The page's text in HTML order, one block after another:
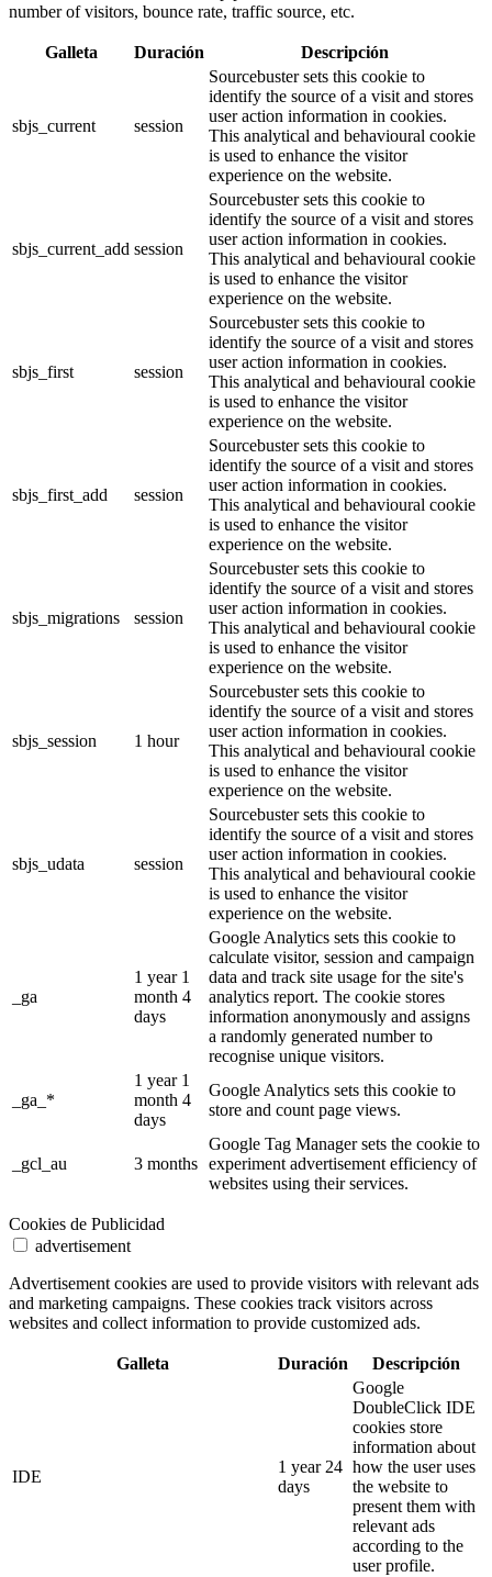
number of visitors, bounce rate, traffic source, etc.
Galleta Duración Descripción
sbjs_current session
Sourcebuster sets this cookie to
identify the source of a visit and stores
user action information in cookies.
This analytical and behavioural cookie
is used to enhance the visitor
experience on the website.
sbjs_current_add session
Sourcebuster sets this cookie to
identify the source of a visit and stores
user action information in cookies.
This analytical and behavioural cookie
is used to enhance the visitor
experience on the website.
sbjs_first session
Sourcebuster sets this cookie to
identify the source of a visit and stores
user action information in cookies.
This analytical and behavioural cookie
is used to enhance the visitor
experience on the website.
sbjs_first_add session
Sourcebuster sets this cookie to
identify the source of a visit and stores
user action information in cookies.
This analytical and behavioural cookie
is used to enhance the visitor
experience on the website.
sbjs_migrations session
Sourcebuster sets this cookie to
identify the source of a visit and stores
user action information in cookies.
This analytical and behavioural cookie
is used to enhance the visitor
experience on the website.
sbjs_session 1 hour
Sourcebuster sets this cookie to
identify the source of a visit and stores
user action information in cookies.
This analytical and behavioural cookie
is used to enhance the visitor
experience on the website.
sbjs_udata session
Sourcebuster sets this cookie to
identify the source of a visit and stores
user action information in cookies.
This analytical and behavioural cookie
is used to enhance the visitor
experience on the website.
_ga
1 year 1
month 4
days
Google Analytics sets this cookie to
calculate visitor, session and campaign
data and track site usage for the site's
analytics report. The cookie stores
information anonymously and assigns
a randomly generated number to
recognise unique visitors.
_ga_*
1 year 1
month 4
days
Google Analytics sets this cookie to
store and count page views.
_gcl_au 3 months
Google Tag Manager sets the cookie to
experiment advertisement efficiency of
websites using their services.
Cookies de Publicidad
advertisement
Advertisement cookies are used to provide visitors with relevant ads
and marketing campaigns. These cookies track visitors across
websites and collect information to provide customized ads.
Galleta Duración Descripción
IDE
1 year 24
days
Google
DoubleClick IDE
cookies store
information about
how the user uses
the website to
present them with
relevant ads
according to the
user profile.